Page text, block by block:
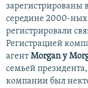
зарегистрированы в
середине 2000-ных
регистрировали
Регистрацией
агентMorgan y
семьей
компании был